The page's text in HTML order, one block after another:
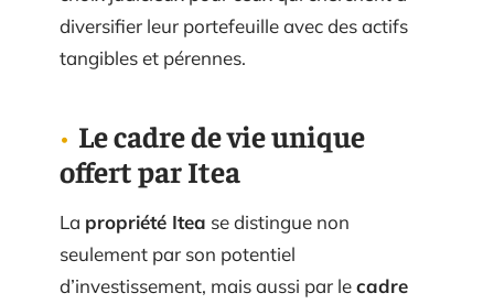
diversifier leur portefeuille avec des actifs
tangibles et pérennes.
Le cadre de vie unique
offert par Itea
La propriété Itea se distingue non
seulement par son potentiel
d’investissement, mais aussi par lecadre